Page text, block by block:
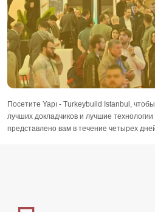
Посетите Yapı - Turkeybuild Istanbul,
лучших докладчиков и лучшие
представлено вам в течение четырех